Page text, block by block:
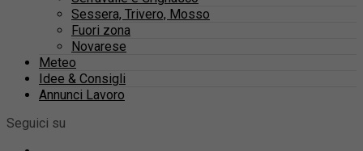
Sessera, Trivero, Mosso
Fuori zona
Novarese
Meteo
Idee & Consigli
Annunci Lavoro
Seguici su